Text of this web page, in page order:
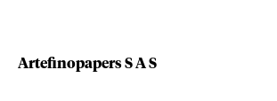
Artefinopapers S A S